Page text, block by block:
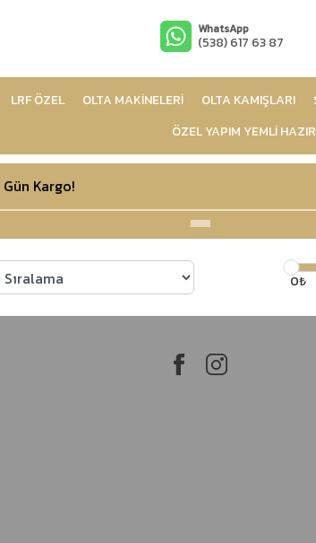
WhatsApp
(538) 617 63 87
LRF ÖZEL OLTA MAKİNELERİ OLTA KAMIŞLARI
ÖZEL YAPIM YEMLİ
Kargo!
0₺